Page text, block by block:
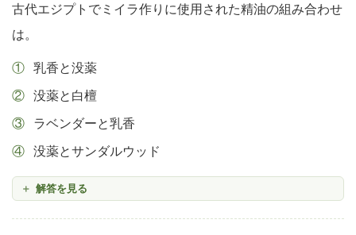
古代エジプトでミイラ作りに使用された精油の組み合わせ
は。
乳香と没薬
没薬と白檀
ラベンダーと乳香
没薬とサンダルウッド
解答を見る